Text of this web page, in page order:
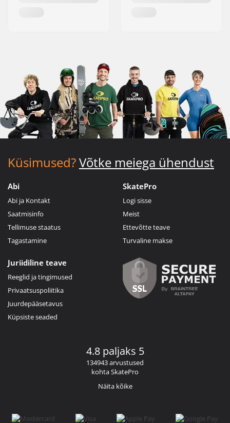
Küsimused?Võtke meiega ühendust
Abi
Abi ja Kontakt
Saatmisinfo
Tellimuse staatus
Tagastamine
SkatePro
Logi sisse
Meist
Ettevõtte teave
Turvaline makse
Juriidiline teave
Reeglid ja tingimused
Privaatsuspoliitika
Juurdepääsetavus
Küpsiste seaded
4.8 paljaks 5
134943 arvustused
kohta SkatePro
Näita kõike